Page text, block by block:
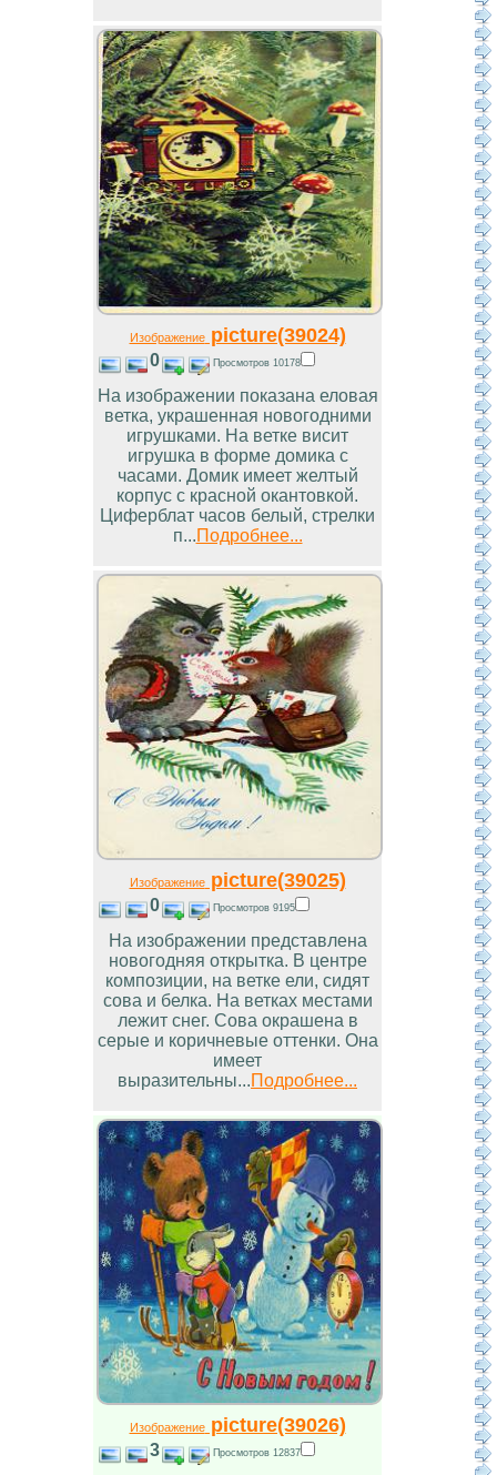
Изображениеpicture(39024)
0 Просмотров 10178
На изображении показана еловая
ветка, украшенная новогодними
игрушками. На ветке висит
игрушка в форме домика с
часами. Домик имеет желтый
корпус с красной окантовкой.
Циферблат часов белый, стрелки
п...Подробнее...
Изображениеpicture(39025)
0 Просмотров 9195
На изображении представлена
новогодняя открытка. В центре
композиции, на ветке ели, сидят
сова и белка. На ветках местами
лежит снег. Сова окрашена в
серые и коричневые оттенки. Она
имеет
выразительны...Подробнее...
Изображениеpicture(39026)
3 Просмотров 12837